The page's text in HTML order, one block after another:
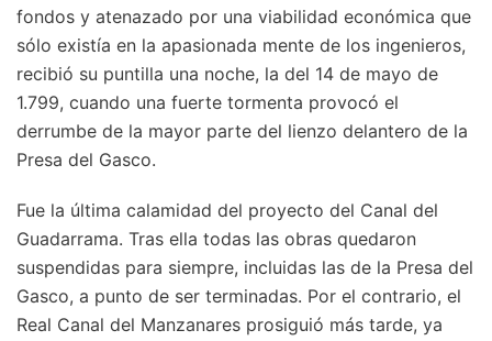
fondos y atenazado por una viabilidad económica que
sólo existía en la apasionada mente de los ingenieros,
recibió su puntilla una noche, la del 14 de mayo de
1.799, cuando una fuerte tormenta provocó el
derrumbe de la mayor parte del lienzo delantero de la
Presa del Gasco.
Fue la última calamidad del proyecto del Canal del
Guadarrama. Tras ella todas las obras quedaron
suspendidas para siempre, incluidas las de la Presa del
Gasco, a punto de ser terminadas. Por el contrario, el
Real Canal del Manzanares prosiguió más tarde, ya